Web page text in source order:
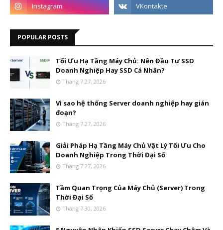
POPULAR POSTS
Tối Ưu Hạ Tầng Máy Chủ: Nên Đầu Tư SSD
Doanh Nghiệp Hay SSD Cá Nhân?
Tháng 7 27, 2026
Vì sao hệ thống Server doanh nghiệp hay gián
đoạn?
Tháng 7 27, 2026
Giải Pháp Hạ Tầng Máy Chủ Vật Lý Tối Ưu Cho
Doanh Nghiệp Trong Thời Đại Số
Tháng 7 27, 2026
Tầm Quan Trọng Của Máy Chủ (Server) Trong
Thời Đại Số
Tháng 7 30, 2026